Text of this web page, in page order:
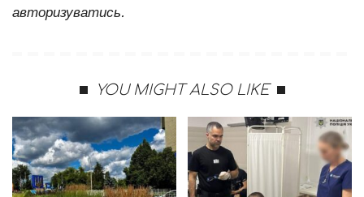
авторизуватись.
YOU MIGHT ALSO LIKE